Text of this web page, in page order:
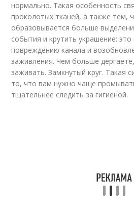
нормально. Такая особенность
проколотых тканей, а также тем,
образовывается больше
события и крутить украшение: это
повреждению канала и
заживления. Чем больше
заживать. Замкнутый круг. Такая
то, что вам нужно чаще
тщательнее следить за гигиеной.